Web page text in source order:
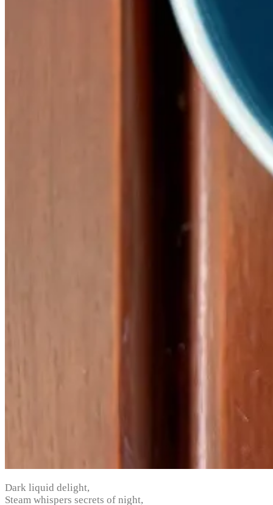
Dark liquid delight,
Steam whispers secrets of night,